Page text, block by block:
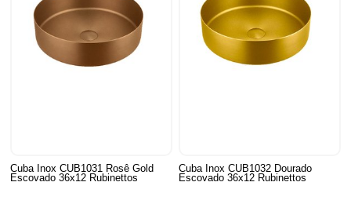
Cuba Inox CUB1031 Rosê Gold
Escovado 36x12 Rubinettos
Cuba Inox CUB1032 Dourado
Escovado 36x12 Rubinettos